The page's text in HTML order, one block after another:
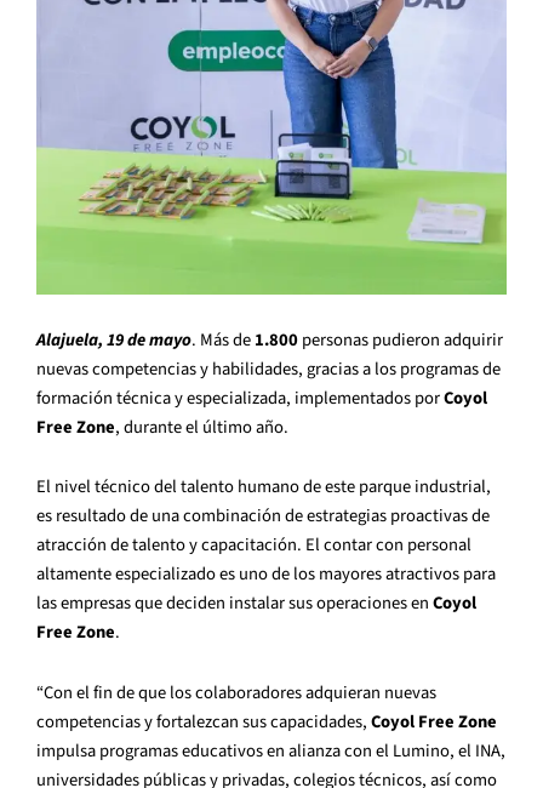
Alajuela, 19 de mayo. Más de1.800personas pudieron adquirir
nuevas competencias y habilidades, gracias a los programas de
formación técnica y especializada, implementados porCoyol
Free Zone, durante el último año.
El nivel técnico del talento humano de este parque industrial,
es resultado de una combinación de estrategias proactivas de
atracción de talento y capacitación. El contar con personal
altamente especializado es uno de los mayores atractivos para
las empresas que deciden instalar sus operaciones enCoyol
Free Zone.
“Con el fin de que los colaboradores adquieran nuevas
competencias y fortalezcan sus capacidades,Coyol Free Zone
impulsa programas educativos en alianza con el Lumino, el INA,
universidades públicas y privadas, colegios técnicos, así como